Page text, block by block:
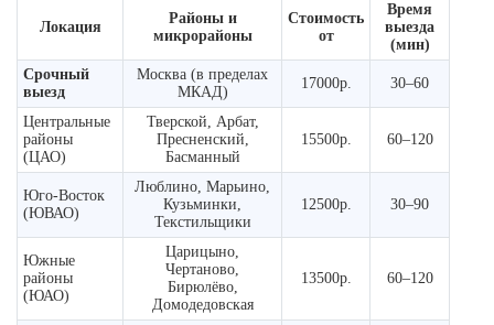
Локация
Районы и
микрорайоны
Стоимость
от
Время
выезда
(мин)
Срочный
выезд
Москва (в пределах
МКАД)
17000р. 30–60
Центральные
районы
(ЦАО)
Тверской, Арбат,
Пресненский,
Басманный
15500р. 60–120
Юго-Восток
(ЮВАО)
Люблино, Марьино,
Кузьминки,
Текстильщики
12500р. 30–90
Южные
районы
(ЮАО)
Царицыно,
Чертаново,
Бирюлёво,
Домодедовская
13500р. 60–120